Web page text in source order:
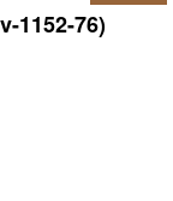
1152-76)